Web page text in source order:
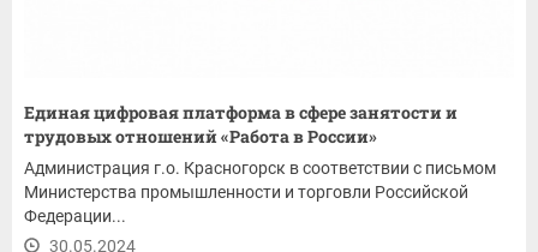
Единая цифровая платформа в сфере занятости и
трудовых отношений «Работа в России»
Администрация г.о. Красногорск в соответствии с письмом
Министерства промышленности и торговли Российской
Федерации...
30.05.2024